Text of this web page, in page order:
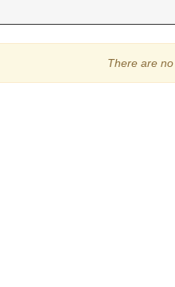
There are